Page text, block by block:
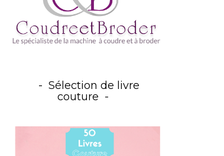
Sélection de livre
couture